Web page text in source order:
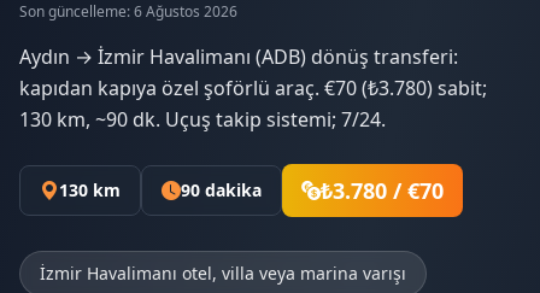
Son güncelleme: 6 Ağustos 2026
Aydın → İzmir Havalimanı (ADB) dönüş transferi:
kapıdan kapıya özel şoförlü araç. €70 (₺3.780) sabit;
130 km, ~90 dk. Uçuş takip sistemi; 7/24.
130 km 90 dakika ₺3.780 / €70
İzmir Havalimanı otel, villa veya marina varışı